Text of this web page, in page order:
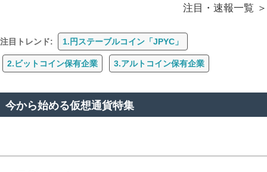
注目・速報一覧
注目トレンド: 1.円ステーブルコイン「JPYC」
2.ビットコイン保有企業 3.アルトコイン保有企業
今から始める仮想通貨特集